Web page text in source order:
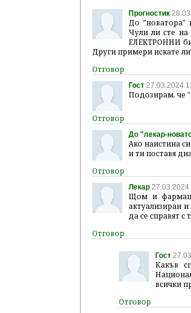
Прогностик
До "новатора"
Чули ли сте на
ЕЛЕКТРОННИ
Други примери искате
Гост 27.03.2024
Подозирам, че
До "лекар-
Ако наистина
и ти поставя
Лекар 27.03.2024
Щом и
актуализиран
да се справят
Гост
Какъв
всички